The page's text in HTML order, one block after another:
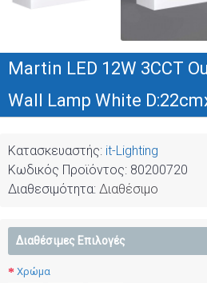
Martin LED 12W 3CCT
Wall Lamp White
Κατασκευαστής: it-Lighting
Κωδικός Προϊόντος: 80200720
Διαθεσιμότητα: Διαθέσιμο
Διαθέσιμες Επιλογές
Χρώμα